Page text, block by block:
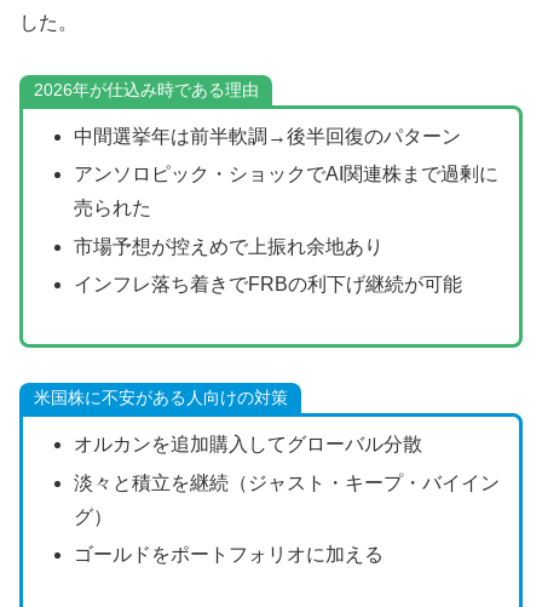
した。
2026年が仕込み時である理由
中間選挙年は前半軟調→後半回復のパターン
アンソロピック・ショックでAI関連株まで過剰に
売られた
市場予想が控えめで上振れ余地あり
インフレ落ち着きでFRBの利下げ継続が可能
米国株に不安がある人向けの対策
オルカンを追加購入してグローバル分散
淡々と積立を継続（ジャスト・キープ・バイイン
グ）
ゴールドをポートフォリオに加える